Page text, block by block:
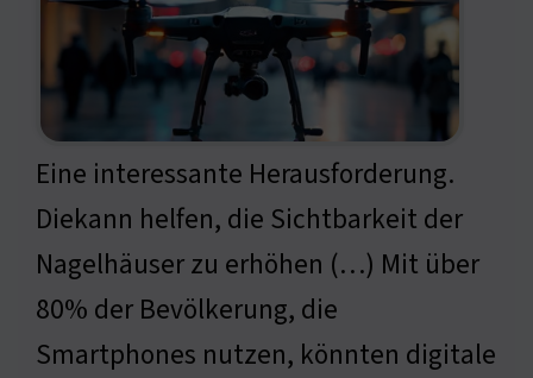
Eine interessante Herausforderung.
Diekann helfen, die Sichtbarkeit der
Nagelhäuser zu erhöhen (…) Mit über
80% der Bevölkerung, die
Smartphones nutzen, könnten digitale